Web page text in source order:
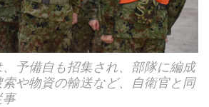
予備自も招集され、部隊に編成
や物資の輸送など、自衛官と同
事